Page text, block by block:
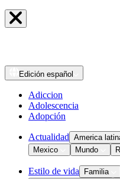
Edición español
Adiccion
Adolescencia
Adopción
Actualidad America
Mexico
Mundo
Estilo de vida Familia